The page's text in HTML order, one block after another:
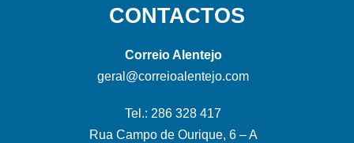
CONTACTOS
Correio Alentejo
geral@correioalentejo.com
Tel.: 286 328 417
Rua Campo de Ourique, 6 – A